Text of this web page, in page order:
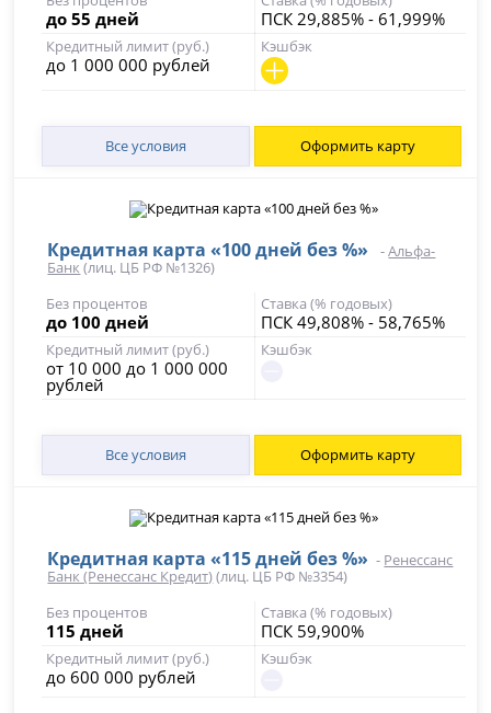
лимитов и категорий кешбэка, переводы и пополнение
карты
Главный подвох
Кешбэк начисляется при сумме покупок от 5 000 ₽ в месяц
покупок и хочет возвращать часть средств в популярных
категориях.
Тем, кто ищет карту для редкого использования без
необходимости следить за оборотом по счету.
до 55 дней ПСК 29,885% - 61,999%
Кредитный лимит (руб.)
до 1 000 000 рублей
Кэшбэк
Все условия Оформить карту
Кредитная карта «100 дней без %» -Альфа-
Банк (лиц. ЦБ РФ №1326)
Без процентов
до 100 дней
Ставка (% годовых)
ПСК 49,808% - 58,765%
Кредитный лимит (руб.)
от 10 000 до 1 000 000
рублей
Кэшбэк
Все условия Оформить карту
Кредитная карта «115 дней без %» - Ренессанс
Банк (Ренессанс Кредит)(лиц. ЦБ РФ №3354)
Без процентов
115 дней
Ставка (% годовых)
ПСК 59,900%
Кредитный лимит (руб.)
до 600 000 рублей
Кэшбэк